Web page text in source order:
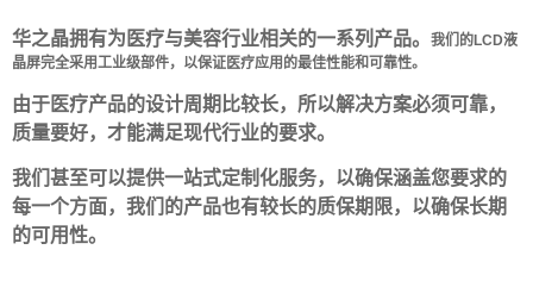
华之晶拥有为医疗与美容行业相关的一系列产品。
我们的LCD液
晶屏完全采用工业级部件，以保证医疗应用的最佳性能和可靠性。
由于医疗产品的设计周期比较长，所以解决方案必须可靠，
质量要好，才能满足现代行业的要求。
我们甚至可以提供一站式定制化服务，以确保涵盖您要求的
每一个方面，我们的产品也有较长的质保期限，以确保长期
的可用性。